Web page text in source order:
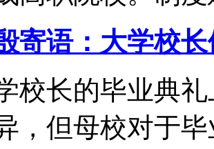
寄语：大学校
校长的毕业典
，但母校对于